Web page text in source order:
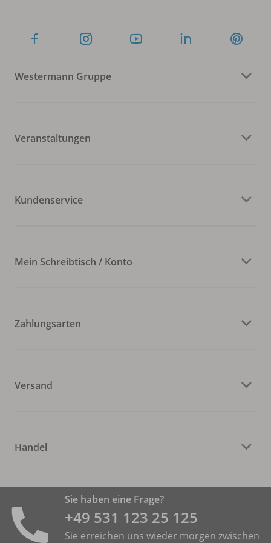
Westermann Gruppe
Veranstaltungen
Kundenservice
Mein Schreibtisch / Konto
Zahlungsarten
Versand
Handel
Sie haben eine Frage?
+49 531 ­123 25 125
Sie erreichen uns wieder morgen zwischen